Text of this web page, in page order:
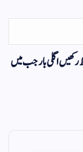
اگلی بار جب میں